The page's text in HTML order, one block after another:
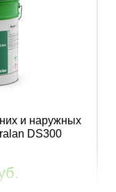
и наружных
DS300